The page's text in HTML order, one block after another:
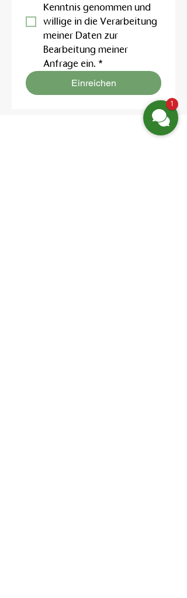
Kenntnis genommen und
willige in die Verarbeitung
meiner Daten zur
Bearbeitung meiner
Anfrage ein. *
Einreichen
1